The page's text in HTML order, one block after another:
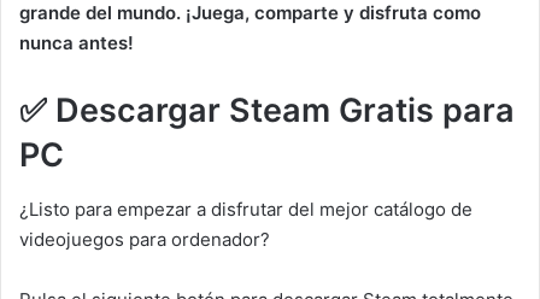
grande del mundo. ¡Juega, comparte y disfruta como
nunca antes!
✅ Descargar Steam Gratis para
PC
¿Listo para empezar a disfrutar del mejor catálogo de
videojuegos para ordenador?